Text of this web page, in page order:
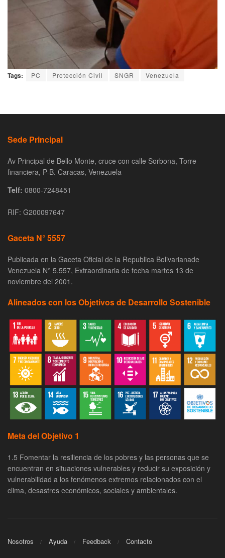
Tags: PC Protección Civil SNGR Venezuela
Sede Principal
Av Principal de Bello Monte, cruce con calle Sorbona, Torre
financiera, P-B. Caracas, Venezuela
Telf: 0800-7248451
RIF: G200097647
Gaceta N° 5557
Publicada en la Gaceta Oficial de la Republica Bolivarianade
Venezuela N° 5.557, Extraordinaria de fecha martes 13 de
noviembre del 2001.
Alineados con los Objetivos de Desarrollo Sostenible
Meta del Objetivo 1
1.5 Fomentar la resiliencia de los pobres y las personas que se
encuentran en situaciones vulnerables y reducir su exposición y
vulnerabilidad a los fenómenos extremos relacionados con el
clima, desastres económicos, sociales y ambientales.
Nosotros Ayuda Feedback Contacto